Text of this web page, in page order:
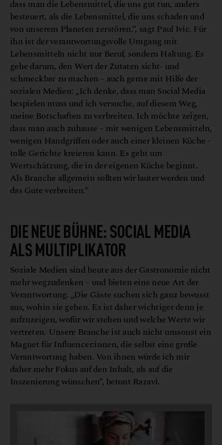
dass man die Lebensmittel, die uns gut tun, anders
besteuert, als die Lebensmittel, die uns schaden und
von unserem Planeten zerstören.“, sagt Paul Ivic. Für
ihn ist der verantwortungsvolle Umgang mit
Lebensmitteln nicht nur Beruf, sondern Haltung. Es
gehe darum, den Wert der Zutaten sicht- und
schmeckbar zu machen – auch gerne mit Hilfe der
sozialen Medien: „Ich denke, dass man Social Media
bespielen muss und ich versuche, auf diesem Weg,
meine Botschaften zu verbreiten. Ich möchte zeigen,
dass man auch zuhause – mit wenigen Lebensmitteln,
wenigen Handgriffen oder auch einer kleinen Küche –
tolle Gerichte kreieren kann. Es geht um
Wertschätzung, die in der eigenen Küche beginnt.
Als Branche allgemein sollten wir lauter werden und
das Gute verbreiten.“
DIE NEUE BÜHNE: SOCIAL MEDIA
ALS MULTIPLIKATOR
Soziale Medien sind heute aus der Gastronomie nicht
mehr wegzudenken – und bieten eine neue Art der
Verantwortung. „Die Gäste suchen sich ganz bewusst
aus, wohin sie gehen. Es ist daher wichtiger denn je
aufzuzeigen, wofür wir stehen und welche Werte wir
vertreten. Unsere Branche ist auch nicht umsonst ein
Magnet für Influencer:innen, die selbst eine große
Verantwortung haben. Von ihnen würde ich mir
daher mehr Fokus auf den Inhalt, als auf die
Inszenierung wünschen“, betont Razavi.